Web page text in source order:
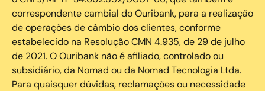
correspondente cambial do Ouribank, para a realização
de operações de câmbio dos clientes, conforme
estabelecido na Resolução CMN 4.935, de 29 de julho
de 2021. O Ouribank não é afiliado, controlado ou
subsidiário, da Nomad ou da Nomad Tecnologia Ltda.
Para quaisquer dúvidas, reclamações ou necessidade